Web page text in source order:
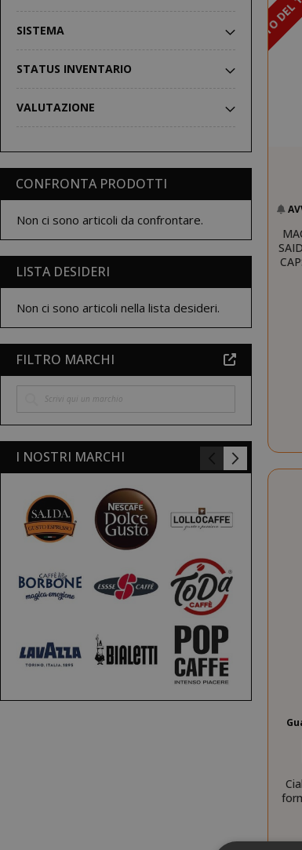
SISTEMA
STATUS INVENTARIO
VALUTAZIONE
CONFRONTA PRODOTTI
Non ci sono articoli da confrontare.
LISTA DESIDERI
Non ci sono articoli nella lista desideri.
FILTRO MARCHI
I NOSTRI MARCHI